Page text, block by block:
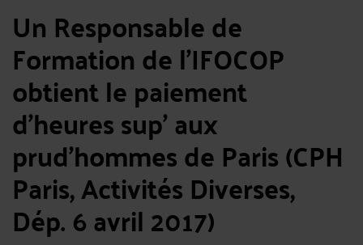
Un Responsable de
Formation de l’IFOCOP
obtient le paiement
d’heures sup’ aux
prud’hommes de Paris (CPH
Paris, Activités Diverses,
Dép. 6 avril 2017)